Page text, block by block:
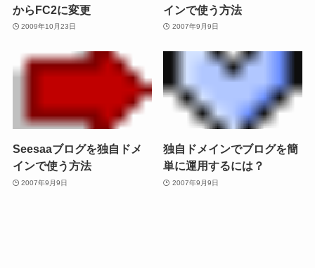
からFC2に変更
2009年10月23日
インで使う方法
2007年9月9日
Seesaaブログを独自ドメ
インで使う方法
2007年9月9日
独自ドメインでブログを簡
単に運用するには？
2007年9月9日